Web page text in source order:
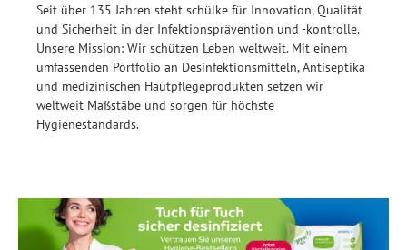
Seit über 135 Jahren steht schülke für Innovation, Qualität
und Sicherheit in der Infektionsprävention und -kontrolle.
Unsere Mission: Wir schützen Leben weltweit. Mit einem
umfassenden Portfolio an Desinfektionsmitteln, Antiseptika
und medizinischen Hautpflegeprodukten setzen wir
weltweit Maßstäbe und sorgen für höchste
Hygienestandards.